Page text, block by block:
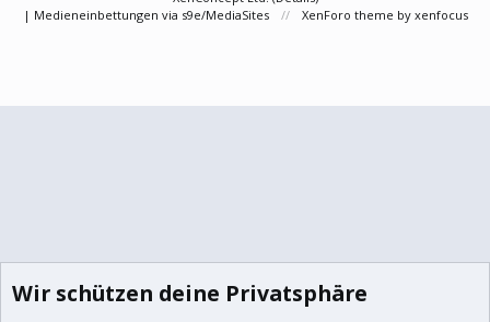
| Medieneinbettungen via s9e/MediaSites XenForo theme by xenfocus
Wir schützen deine Privatsphäre